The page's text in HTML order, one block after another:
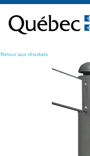
contenu
Retour aux résultats